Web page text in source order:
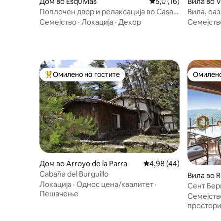
пар.
Поплочен двор и релаксација во Casa
Aldonza, совршено за семејства
Семејство · Локација · Декор
Вила,
Меѓу најуспешните „Омилени на гостите“
Омилено на гостите
Дом во Arroyo de la Parra Просечна оцена:
4,98 (44)
Cabaña del Burguillo
Локација · Однос цена/квалитет ·
Пешачење
Вила во
Сент
Робледо
простори